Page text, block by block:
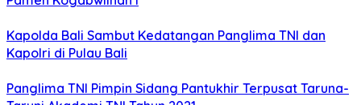
Kapolda Bali Sambut Kedatangan Panglima TNI dan
Kapolri di Pulau Bali
Panglima TNI Pimpin Sidang Pantukhir Terpusat Taruna-